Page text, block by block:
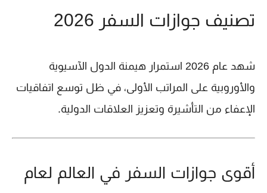
تصنيف جوازات السفر 2026
شهد عام 2026 استمرار هيمنة الدول الآسيوية
والأوروبية على المراتب الأولى، في ظل توسع اتفاقيات
الإعفاء من التأشيرة وتعزيز العلاقات الدولية.
أقوى جوازات السفر في العالم لعام